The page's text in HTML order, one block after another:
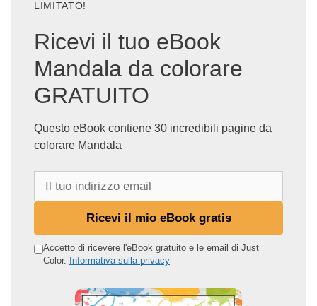
LIMITATO!
Ricevi il tuo eBook
Mandala da colorare
GRATUITO
Questo eBook contiene 30 incredibili pagine da
colorare Mandala
o
Ricevi il mio eBook gratis
Accetto di ricevere l'eBook gratuito e le email di Just
Color. Informativa sulla privacy